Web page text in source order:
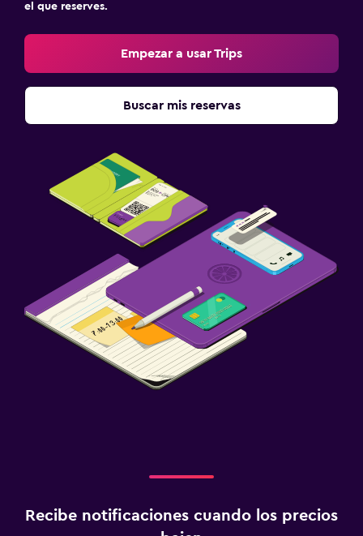
el que reserves.
Empezar a usar Trips
Buscar mis reservas
Recibe notificaciones cuando los precios